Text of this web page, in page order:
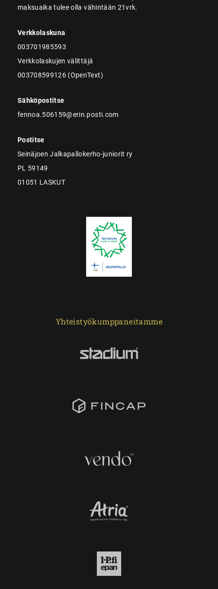
maksuaika tulee olla vähintään 21vrk.
Verkkolaskuna
003701985593
Verkkolaskujen välittäjä
003708599126 (OpenText)
Sähköpostitse
fennoa.506159@erin.posti.com
Postitse
Seinäjoen Jalkapallokerho-juniorit ry
PL 59149
01051 LASKUT
Yhteistyökumppaneitamme